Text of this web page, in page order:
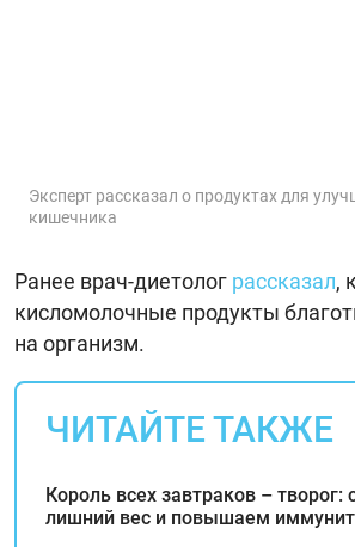
Эксперт рассказал о продуктах для
кишечника
Ранее врач-диетолог рассказал,
кисломолочные продукты
на организм.
ЧИТАЙТЕ ТАКЖЕ
Король всех завтраков –
лишний вес и повышаем